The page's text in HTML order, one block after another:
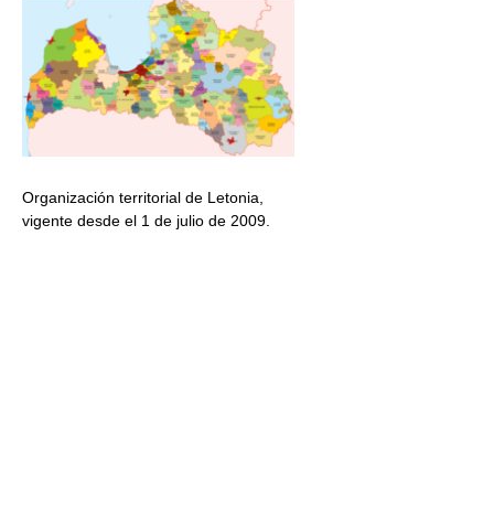
Organización territorial de Letonia,
vigente desde el 1 de julio de 2009.